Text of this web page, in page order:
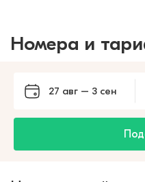
Номера и
27 авг – 3 сен